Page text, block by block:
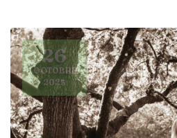
26
OCTOBRE
2025